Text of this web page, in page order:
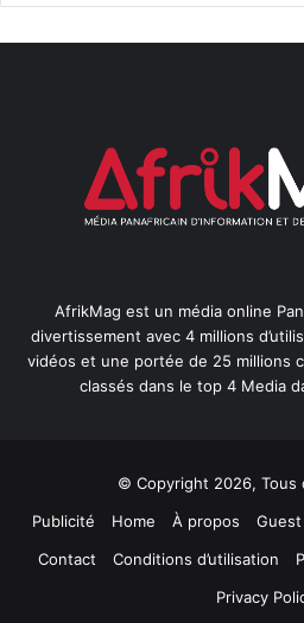
AfrikMag est un média online
divertissement avec 4 millions
vidéos et une portée de 25 millions
classés dans le top 4 Media
© Copyright 2026, Tous
Publicité
Home À propos
Contact
Conditions d’utilisation
Privacy